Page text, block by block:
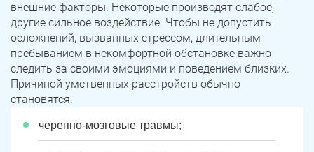
внешние факторы. Некоторые производят слабое,
другие сильное воздействие. Чтобы не допустить
осложнений, вызванных стрессом, длительным
пребыванием в некомфортной обстановке важно
следить за своими эмоциями и поведением близких.
Причиной умственных расстройств обычно
становятся:
черепно-мозговые травмы;